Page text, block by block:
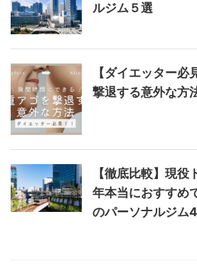
ルジム５選
【ダイエッター
撃退する意外な方
【徹底比較】現
年本当におすすめ
のパーソナルジム